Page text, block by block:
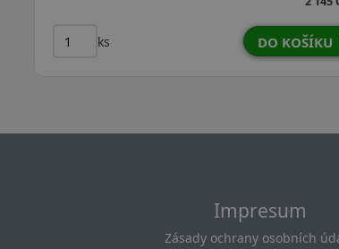
Impresum
Zásady ochrany osobních